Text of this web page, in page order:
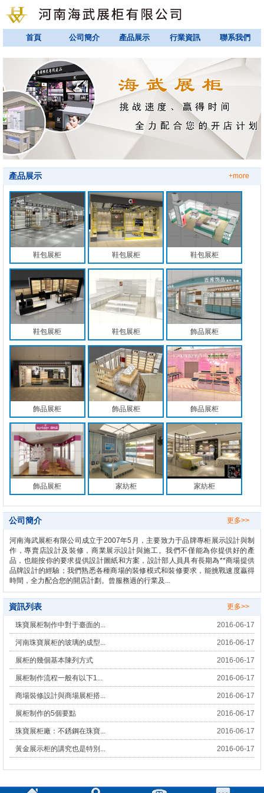
首頁 公司簡介 產品展示 行業資訊 聯系我們
產品展示 +more
鞋包展柜 鞋包展柜 鞋包展柜
鞋包展柜 鞋包展柜 飾品展柜
飾品展柜 飾品展柜 飾品展柜
飾品展柜 家紡柜 家紡柜
公司簡介 更多>>
河南海武展柜有限公司成立于2007年5月，主要致力于品牌專柜展示設計與制
作，專賣店設計及裝修，商業展示設計與施工。我們不僅能為你提供好的產
品，也能按你的要求提供設計圖紙和方案，設計部人員具有長期為**商場提供
品牌設計的經驗；我們熟悉各種商場的裝修模式和裝修要求，能挑戰速度贏得
時間，全力配合您的開店計劃。曾服務過的行業及...
資訊列表 更多>>
珠寶展柜制作中對于臺面的... 2016-06-17
河南珠寶展柜的玻璃的成型... 2016-06-17
展柜的幾個基本陳列方式 2016-06-17
展柜制作流程一般有以下1... 2016-06-17
商場裝修設計與商場展柜搭... 2016-06-17
展柜制作的5個要點 2016-06-17
珠寶展柜廠：不銹鋼在珠寶... 2016-06-17
黃金展示柜的講究也是特別... 2016-06-17